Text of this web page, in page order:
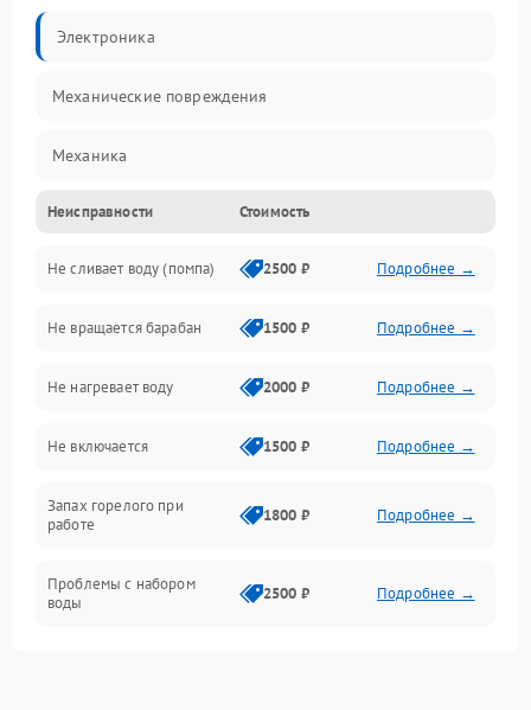
Электроника
Механические повреждения
Механика
Электропитание
Водоснабжение
Слив
Программное обеспечение
Неисправности Стоимость
Не сливает воду (помпа) 2500 ₽ Подробнее →
Не вращается барабан 1500 ₽ Подробнее →
Не нагревает воду 2000 ₽ Подробнее →
Не включается 1500 ₽ Подробнее →
Запах горелого при
работе
1800 ₽ Подробнее →
Проблемы с набором
воды
2500 ₽ Подробнее →